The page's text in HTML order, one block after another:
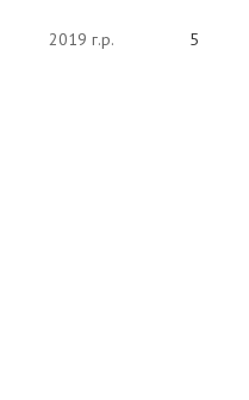
2019 г.р. 5